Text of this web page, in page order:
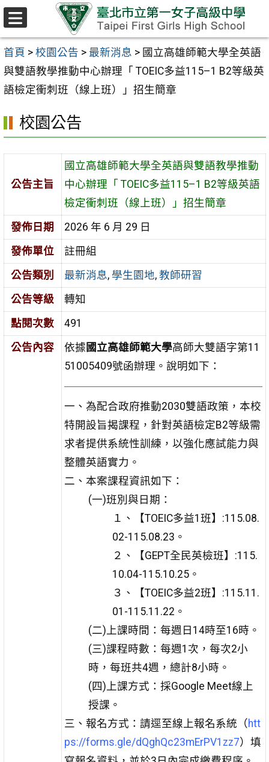
跳至主要內容區
首頁 > 校園公告 > 最新消息 > 國立高雄師範大學全英語
與雙語教學推動中心辦理「 TOEIC多益115–1 B2等級英
語檢定衝刺班（線上班）」招生簡章
校園公告
公告主旨
國立高雄師範大學全英語與雙語教學推動
中心辦理「 TOEIC多益115–1 B2等級英語
檢定衝刺班（線上班）」招生簡章
發佈日期
2026 年 6 月 29 日
發佈單位
註冊組
公告類別
最新消息, 學生園地, 教師研習
公告等級
轉知
點閱次數
491
公告內容
依據 國立高雄師範大學高師大雙語字第11
51005409號函辦理。說明如下：
一、為配合政府推動2030雙語政策，本校
特開設旨揭課程，針對英語檢定B2等級需
求者提供系統性訓練，以強化應試能力與
整體英語實力。
二、本案課程資訊如下：
(一)班別與日期：
１、【TOEIC多益1班】:115.08.
02-115.08.23。
２、【GEPT全民英檢班】:115.
10.04-115.10.25。
３、【TOEIC多益2班】:115.11.
01-115.11.22。
(二)上課時間：每週日14時至16時。
(三)課程時數：每週1次，每次2小
時，每班共4週，總計8小時。
(四)上課方式：採Google Meet線上
授課。
三、報名方式：請逕至線上報名系統（ htt
ps://forms.gle/dQghQc23mErPV1zz7）填
選
單